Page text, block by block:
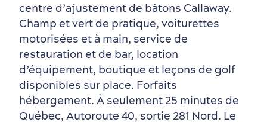
Quartiers centraux
Quoi faire en août
Produits locaux
Vieux-Québec
Itinéraires
centre d’ajustement de bâtons Callaway.
Champ et vert de pratique, voiturettes
motorisées et à main, service de
restauration et de bar, location
d’équipement, boutique et leçons de golf
disponibles sur place. Forfaits
hébergement. À seulement 25 minutes de
Québec, Autoroute 40, sortie 281 Nord. Le